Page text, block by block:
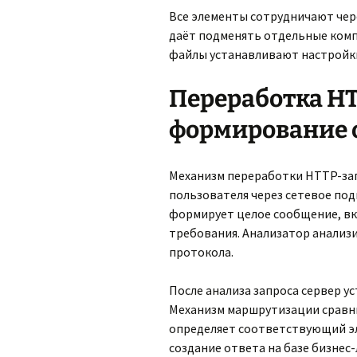
Все элементы сотрудничают
даёт подменять отдельные
файлы устанавливают
Переработка
формирование
Механизм переработки HTTP-
пользователя через сетевое
формирует целое сообщение,
требования. Анализатор
протокола.
После анализа запроса сервер
Механизм маршрутизации
определяет соответствующий
создание ответа на базе